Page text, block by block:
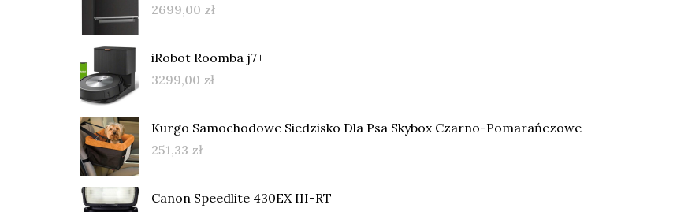
2699,00 zł
iRobot Roomba j7+
3299,00 zł
Kurgo Samochodowe Siedzisko Dla Psa Skybox Czarno-Pomarańczowe
251,33 zł
Canon Speedlite 430EX III-RT